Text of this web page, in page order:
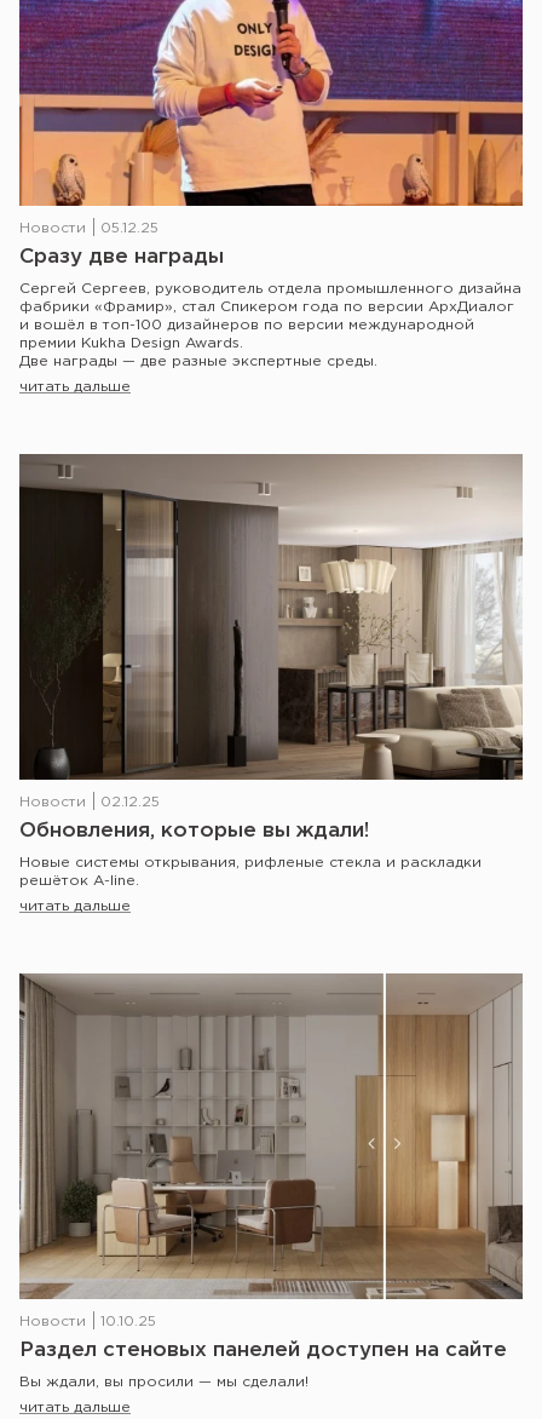
Новости 05.12.25
Сразу две награды
Сергей Сергеев, руководитель отдела промышленного дизайна
фабрики «Фрамир», стал Спикером года по версии АрхДиалог
и вошёл в топ-100 дизайнеров по версии международной
премии Kukha Design Awards.
Две награды — две разные экспертные среды.
читать дальше
Новости 02.12.25
Обновления, которые вы ждали!
Новые системы открывания, рифленые стекла и раскладки
решёток A-line.
читать дальше
Новости 10.10.25
Раздел стеновых панелей доступен на сайте
Вы ждали, вы просили — мы сделали!
читать дальше